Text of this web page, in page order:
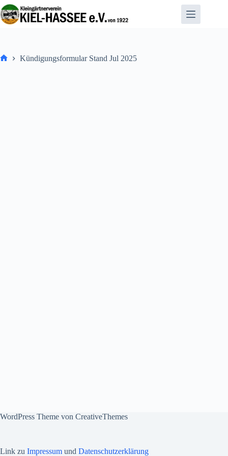
Zum
Inhalt
springen
Kündigungsformular Stand Jul 2025
WordPress Theme von CreativeThemes
Link zu Impressum und Datenschutzerklärung